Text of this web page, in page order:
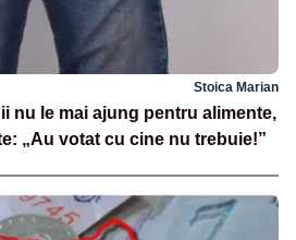
Stoica Marian
nu le mai ajung pentru alimente,
„Au votat cu cine nu trebuie!”